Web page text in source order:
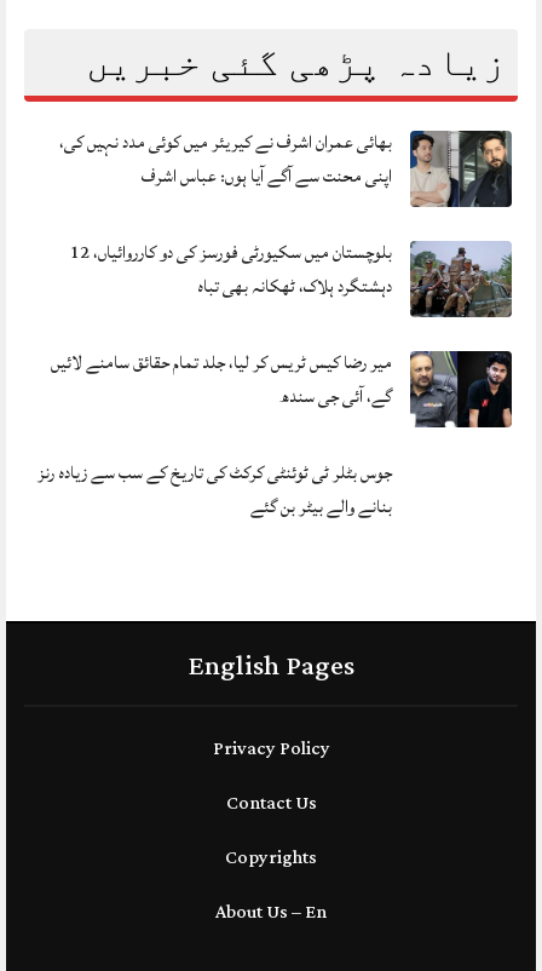
زیادہ پڑھی گئی خبریں
بھائی عمران اشرف نے کیریئر میں کوئی مدد نہیں کی،
اپنی محنت سے آگے آیا ہوں: عباس اشرف
بلوچستان میں سکیورٹی فورسز کی دو کارروائیاں، 12
دہشتگرد ہلاک، ٹھکانہ بھی تباہ
میر رضا کیس ٹریس کر لیا، جلد تمام حقائق سامنے لائیں
گے، آئی جی سندھ
جوس بٹلر ٹی ٹوئنٹی کرکٹ کی تاریخ کے سب سے زیادہ رنز
بنانے والے بیٹر بن گئے
English Pages
Privacy Policy
Contact Us
Copyrights
About Us – En